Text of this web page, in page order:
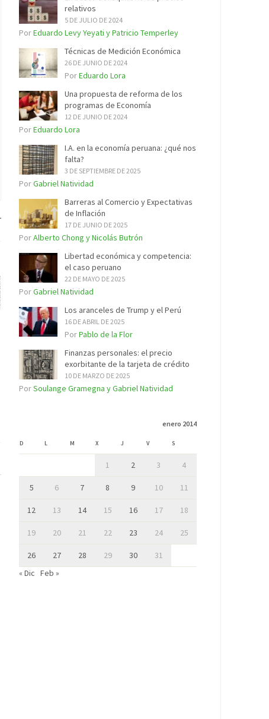
relativos
5 DE JULIO DE 2024
PorEduardo Levy Yeyati y Patricio Temperley
Técnicas de Medición Económica
26 DE JUNIO DE 2024
PorEduardo Lora
Una propuesta de reforma de los
programas de Economía
12 DE JUNIO DE 2024
PorEduardo Lora
I.A. en la economía peruana: ¿qué nos
falta?
3 DE SEPTIEMBRE DE 2025
PorGabriel Natividad
Barreras al Comercio y Expectativas
de Inflación
17 DE JUNIO DE 2025
PorAlberto Chong y Nicolás Butrón
Libertad económica y competencia:
el caso peruano
22 DE MAYO DE 2025
PorGabriel Natividad
Los aranceles de Trump y el Perú
16 DE ABRIL DE 2025
PorPablo de la Flor
Finanzas personales: el precio
exorbitante de la tarjeta de crédito
10 DE MARZO DE 2025
PorSoulange Gramegna y Gabriel Natividad
enero 2014
D L M X J V S
1 2 3 4
5 6 7 8 9 10 11
12 13 14 15 16 17 18
19 20 21 22 23 24 25
26 27 28 29 30
31
« Dic Feb »